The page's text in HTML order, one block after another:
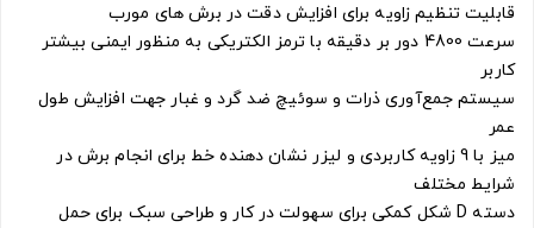
قابلیت تنظیم زاویه برای افزایش دقت در برش های مورب
سرعت 4800 دور بر دقیقه با ترمز الکتریکی به منظور ایمنی بیشتر
کاربر
سیستم جمع‌آوری ذرات و سوئیچ ضد گرد و غبار جهت افزایش طول
عمر
میز با 9 زاویه کاربردی و لیزر نشان دهنده خط برای انجام برش در
شرایط مختلف
دسته D شکل کمکی برای سهولت در کار و طراحی سبک برای حمل